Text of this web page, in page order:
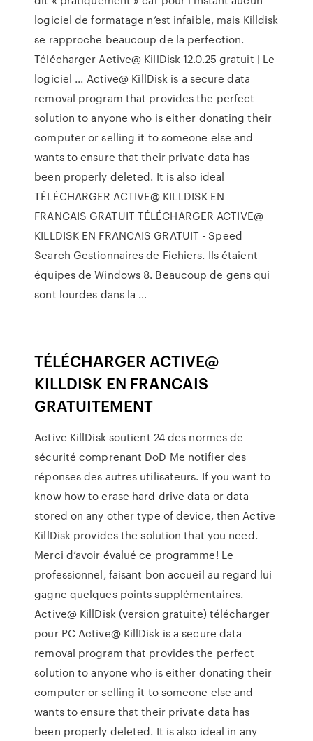
logiciel de formatage n’est infaible, mais Killdisk
se rapproche beaucoup de la perfection.
Télécharger Active@ KillDisk 12.0.25 gratuit | Le
logiciel ... Active@ KillDisk is a secure data
removal program that provides the perfect
solution to anyone who is either donating their
computer or selling it to someone else and
wants to ensure that their private data has
been properly deleted. It is also ideal
TÉLÉCHARGER ACTIVE@ KILLDISK EN
FRANCAIS GRATUIT TÉLÉCHARGER ACTIVE@
KILLDISK EN FRANCAIS GRATUIT - Speed
Search Gestionnaires de Fichiers. Ils étaient
équipes de Windows 8. Beaucoup de gens qui
sont lourdes dans la …
TÉLÉCHARGER ACTIVE@
KILLDISK EN FRANCAIS
GRATUITEMENT
Active KillDisk soutient 24 des normes de
sécurité comprenant DoD Me notifier des
réponses des autres utilisateurs. If you want to
know how to erase hard drive data or data
stored on any other type of device, then Active
KillDisk provides the solution that you need.
Merci d’avoir évalué ce programme! Le
professionnel, faisant bon accueil au regard lui
gagne quelques points supplémentaires.
Active@ KillDisk (version gratuite) télécharger
pour PC Active@ KillDisk is a secure data
removal program that provides the perfect
solution to anyone who is either donating their
computer or selling it to someone else and
wants to ensure that their private data has
been properly deleted. It is also ideal in any